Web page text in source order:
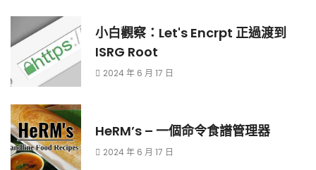
小白觀察：Let's Encrpt 正過渡到
ISRG Root
2024 年 6 月 17 日
HeRM’s – 一個命令食譜管理器
2024 年 6 月 17 日